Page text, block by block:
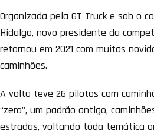
Organizada pela GT Truck e sob o
Hidalgo, novo presidente da
retornou em 2021 com muitas
caminhões.
A volta teve 26 pilotos com
“zero”, um padrão antigo,
estradas, voltando toda temática